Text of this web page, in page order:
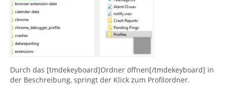
Durch das [tmdekeyboard]Ordner öffnen[/tmdekeyboard] in
der Beschreibung, springt der Klick zum Profilordner.